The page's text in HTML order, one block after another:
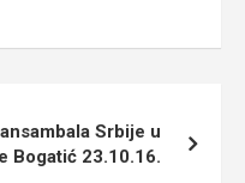
Srbije u
Bogatić 23.10.16.